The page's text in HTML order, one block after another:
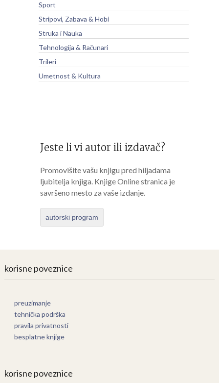
Sport
Stripovi, Zabava & Hobi
Struka i Nauka
Tehnologija & Računari
Trileri
Umetnost & Kultura
Jeste li vi autor ili izdavač?
Promovišite vašu knjigu pred hiljadama
ljubitelja knjiga. Knjige Online stranica je
savršeno mesto za vaše izdanje.
autorski program
korisne poveznice
preuzimanje
tehnička podrška
pravila privatnosti
besplatne knjige
korisne poveznice